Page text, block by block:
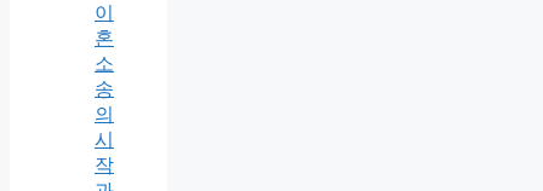
이
혼
소
송
의
시
작